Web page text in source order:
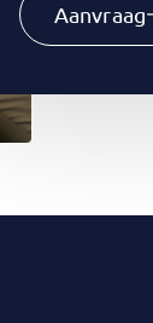
Aanvraag